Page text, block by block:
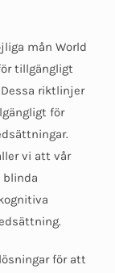
mån World
tillgängligt
Dessa riktlinjer
för
vi att vår
blinda
för att